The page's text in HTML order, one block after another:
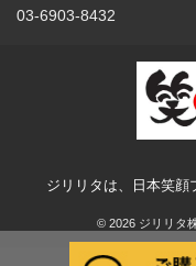
03-6903-8432
ジリリタは、日本笑顔
© 2026 ジリリタ